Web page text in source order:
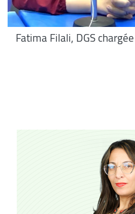
Fatima Filali, DGS